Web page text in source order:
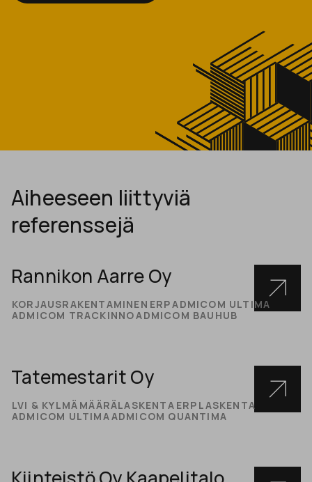
Aiheeseen liittyviä
referenssejä
Rannikon Aarre Oy
KORJAUSRAKENTAMINEN ERPADMICOM ULTIMA
ADMICOM TRACKINNOADMICOM BAUHUB
Tatemestarit Oy
LVI & KYLMÄ MÄÄRÄLASKENTA ERP LASKENTA
ADMICOM ULTIMAADMICOM QUANTIMA